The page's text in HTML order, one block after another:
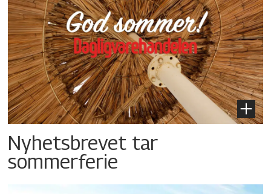
Nyhetsbrevet tar
sommerferie